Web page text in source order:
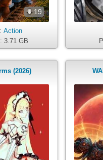
19
Action
3.71 GB
(2026)